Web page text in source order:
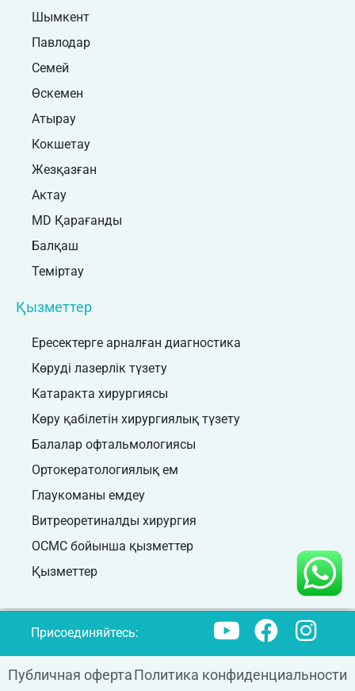
Шымкент
Павлодар
Семей
Өскемен
Атырау
Кокшетау
Жезқазған
Актау
MD Қарағанды
Балқаш
Теміртау
Қызметтер
Ересектерге арналған диагностика
Көруді лазерлік түзету
Катаракта хирургиясы
Көру қабілетін хирургиялық түзету
Балалар офтальмологиясы
Ортокератологиялық ем
Глаукоманы емдеу
Витреоретиналды хирургия
ОСМС бойынша қызметтер
Қызметтер
Присоединяйтесь:
Публичная офертаПолитика конфиденциальности